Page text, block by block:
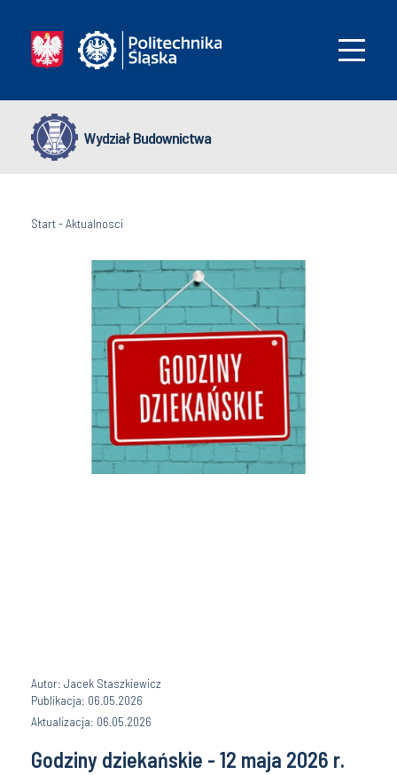
Wydział Budownictwa
Start-Aktualnosci
Autor: Jacek Staszkiewicz
Publikacja: 06.05.2026
Aktualizacja: 06.05.2026
Godziny dziekańskie - 12 maja 2026 r.